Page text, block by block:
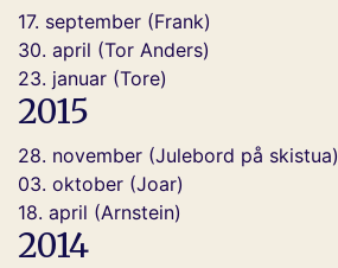
17. september (Frank)
30. april (Tor Anders)
23. januar (Tore)
2015
28. november (Julebord på skistua)
03. oktober (Joar)
18. april (Arnstein)
2014